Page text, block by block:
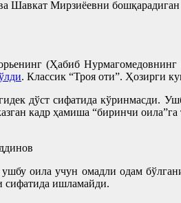
Шавкат Мирзиёевни
(Ҳабиб
. Классик “Троя оти”. Ҳозирги
дўст сифатида кўринмасди.
кадр ҳамиша “биринчи
оила учун омадли одам
сифатида ишламайди.